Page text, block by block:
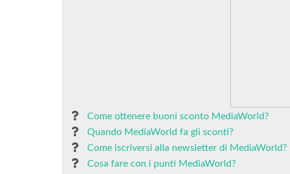
Come ottenere buoni sconto MediaWorld?
Quando MediaWorld fa gli sconti?
Come iscriversi alla newsletter di MediaWorld?
Cosa fare con i punti MediaWorld?